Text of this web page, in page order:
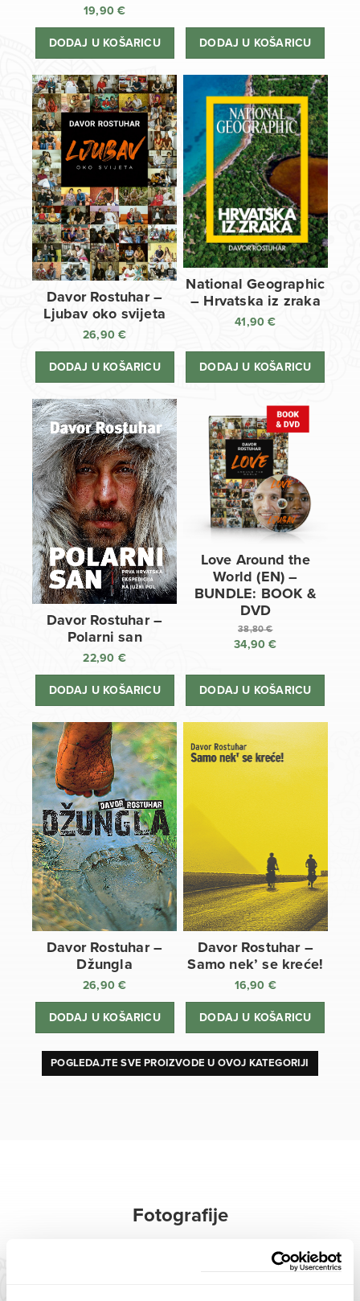
19,90€
DODAJ U KOŠARICU
38,80 €.
34,90 €.
DODAJ U KOŠARICU
Davor Rostuhar –
Ljubav oko svijeta
26,90€
DODAJ U KOŠARICU
National Geographic
– Hrvatska iz zraka
41,90€
DODAJ U KOŠARICU
Davor Rostuhar –
Polarni san
22,90 €
DODAJ U KOŠARICU
Love Around the
World (EN) –
BUNDLE: BOOK &
DVD
38,80€
Izvorna
bila
34,90€
cijena
DODAJ U KOŠARICU
Davor Rostuhar –
Džungla
26,90€
DODAJ U KOŠARICU
Davor Rostuhar –
Samo nek’ se kreće!
16,90 €
DODAJ U KOŠARICU
POGLEDAJTE SVE PROIZVODE U OVOJ KATEGORIJI
Fotografije